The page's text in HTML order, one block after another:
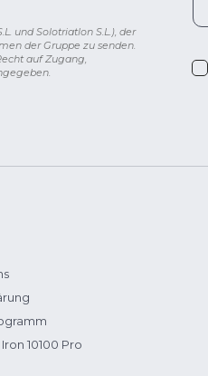
und Solotriatlon S.L.), der
der Gruppe zu senden.
auf Zugang,
10100 Pro